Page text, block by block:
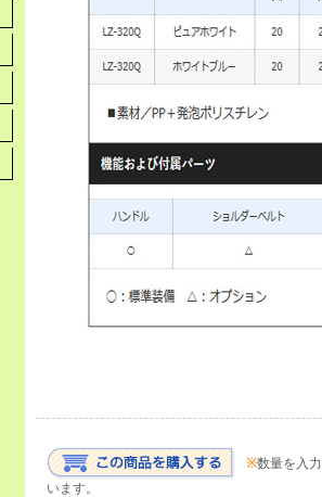
※数量を入
います。